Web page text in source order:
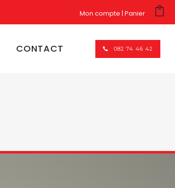
Mon compte Panier
082 74 46 42
CONTACT